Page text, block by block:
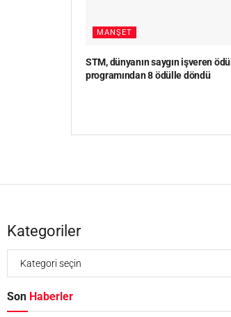
MANŞET
STM, dünyanın saygın işveren ödül
programından 8 ödülle döndü
Kategoriler
Son Haberler